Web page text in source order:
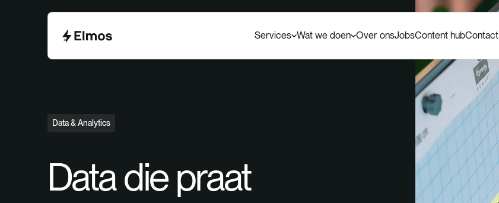
Services Wat we doen Over onsJobsContent hubContact
Data & Analytics
Data die praat